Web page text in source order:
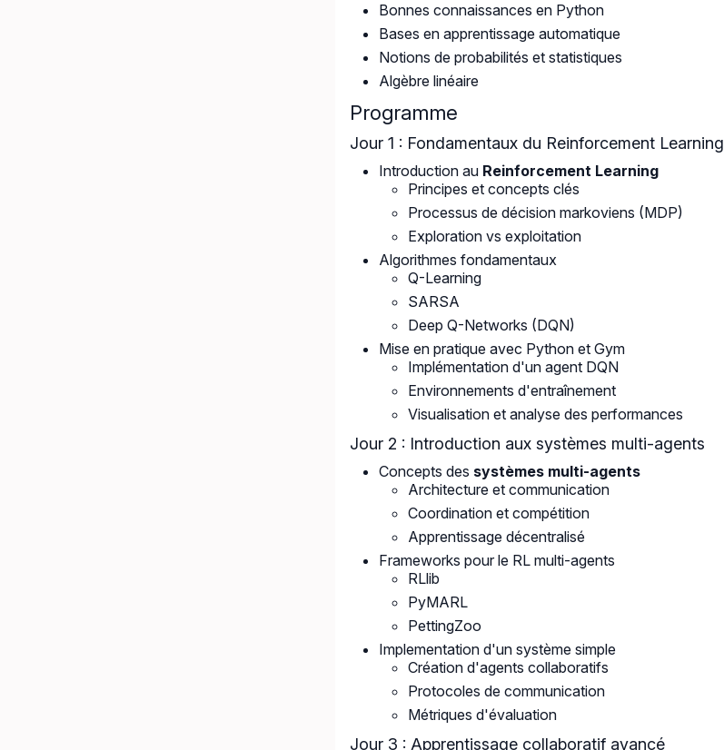
Bonnes connaissances en Python
Bases en apprentissage automatique
Notions de probabilités et statistiques
Algèbre linéaire
Programme
Jour 1 : Fondamentaux du Reinforcement Learning
Introduction au Reinforcement Learning
Principes et concepts clés
Processus de décision markoviens (MDP)
Exploration vs exploitation
Algorithmes fondamentaux
Q-Learning
SARSA
Deep Q-Networks (DQN)
Mise en pratique avec Python et Gym
Implémentation d'un agent DQN
Environnements d'entraînement
Visualisation et analyse des performances
Jour 2 : Introduction aux systèmes multi-agents
Concepts des systèmes multi-agents
Architecture et communication
Coordination et compétition
Apprentissage décentralisé
Frameworks pour le RL multi-agents
RLlib
PyMARL
PettingZoo
Implementation d'un système simple
Création d'agents collaboratifs
Protocoles de communication
Métriques d'évaluation
Jour 3 : Apprentissage collaboratif avancé